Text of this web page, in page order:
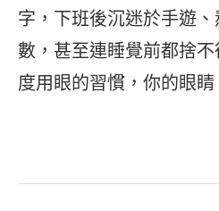
字，下班後沉迷於手遊
數，甚至連睡覺前都捨
度用眼的習慣，你的眼